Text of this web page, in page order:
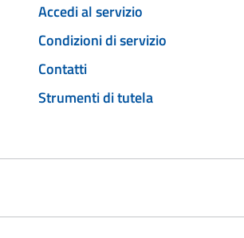
Accedi al servizio
Condizioni di servizio
Contatti
Strumenti di tutela